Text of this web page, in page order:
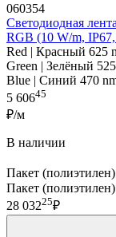
060354
Светодиодная
RGB (10 W/m,
Red | Красный 625
Green | Зелёный
Blue | Синий 470
5 60645
₽/м
В наличии
Пакет
Пакет
28 03225₽